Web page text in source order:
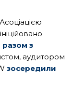
разом з
аудитором
зосередили